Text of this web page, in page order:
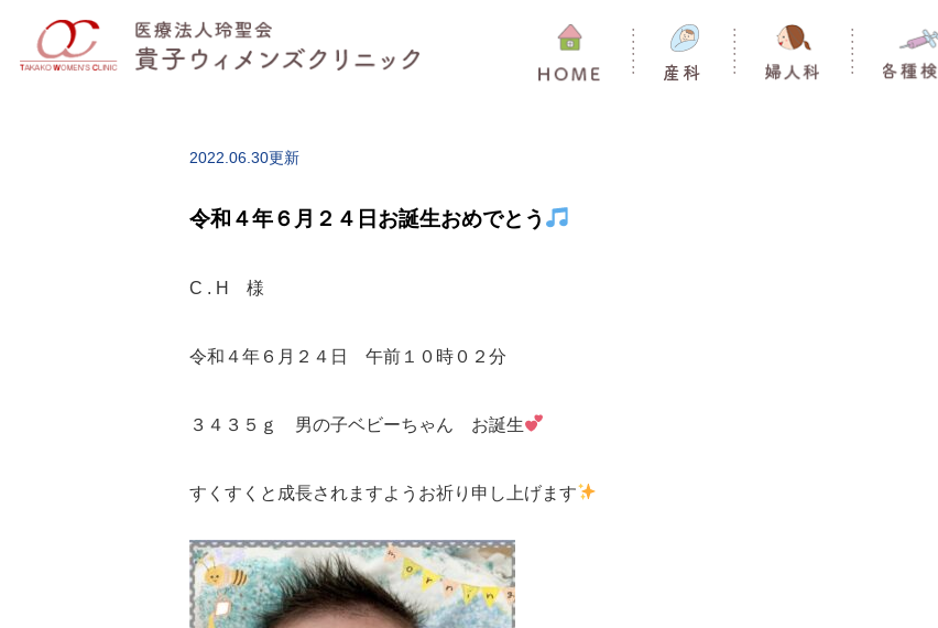
2022.06.30更新
令和４年６月２４日お誕生おめでとう
C . H 様
令和４年６月２４日 午前１０時０２分
３４３５ｇ 男の子ベビーちゃん お誕生
すくすくと成長されますようお祈り申し上げます